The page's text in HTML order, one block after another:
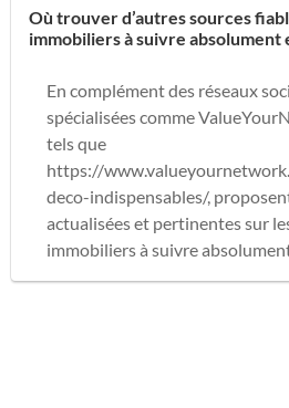
Où trouver d’autres sources
immobiliers à suivre absolument
En complément des réseaux
spécialisées comme
tels que
https://
deco-indispensables/,
actualisées et pertinentes sur
immobiliers à suivre